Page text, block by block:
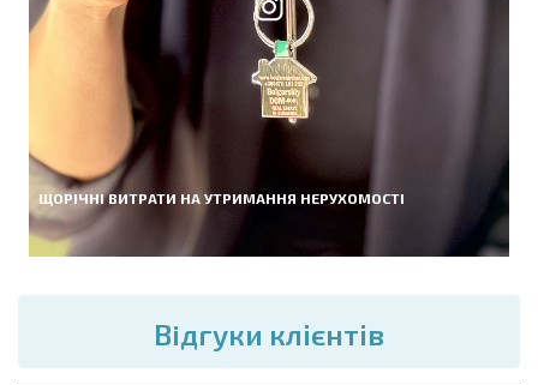
ЩОРІЧНІ ВИТРАТИ НА УТРИМАННЯ НЕРУХОМОСТІ
Вiдгуки клієнтів